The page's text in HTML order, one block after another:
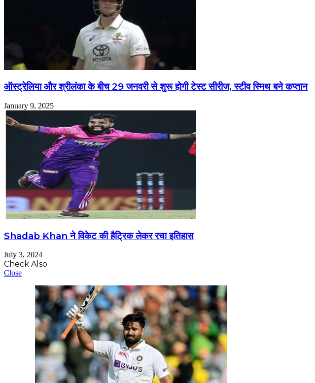
ऑस्ट्रेलिया और श्रीलंका के बीच 29 जनवरी से शुरू होगी टेस्ट सीरीज, स्टीव स्मिथ बने कप्तान
January 9, 2025
Shadab Khan ने विकेट की हैट्रिक लेकर रचा इतिहास
July 3, 2024
Check Also
Close